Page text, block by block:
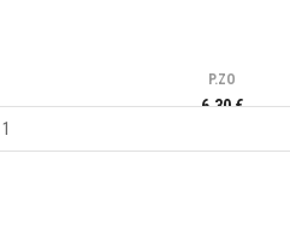
P.ZO
6,30 €